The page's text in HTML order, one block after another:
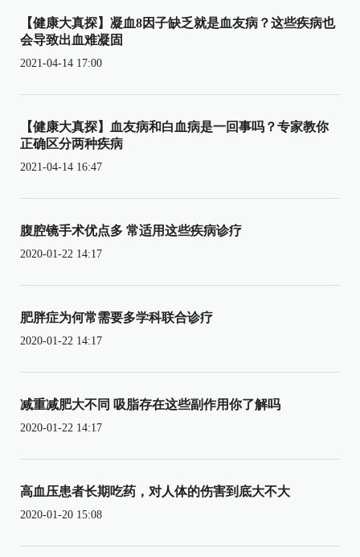
【健康大真探】凝血8因子缺乏就是血友病？这些疾病也
会导致出血难凝固
2021-04-14 17:00
【健康大真探】血友病和白血病是一回事吗？专家教你
正确区分两种疾病
2021-04-14 16:47
腹腔镜手术优点多 常适用这些疾病诊疗
2020-01-22 14:17
肥胖症为何常需要多学科联合诊疗
2020-01-22 14:17
减重减肥大不同 吸脂存在这些副作用你了解吗
2020-01-22 14:17
高血压患者长期吃药，对人体的伤害到底大不大
2020-01-20 15:08